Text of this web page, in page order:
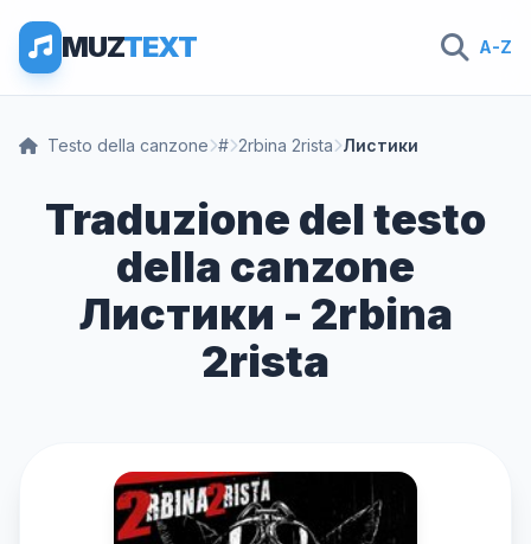
MUZTEXT A-Z
Testo della canzone # 2rbina 2rista Листики
Traduzione del testo
della canzone
Листики - 2rbina
2rista